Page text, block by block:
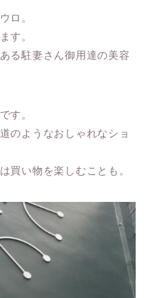
ロ。
す。
る駐妻さん御用達の美容
す。
のようなおしゃれなショ
買い物を楽しむことも。